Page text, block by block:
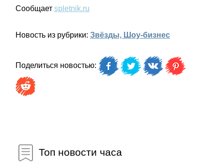
Сообщает spletnik.ru
Новость из рубрики: Звёзды, Шоу-бизнес
Поделиться новостью:
Топ новости часа